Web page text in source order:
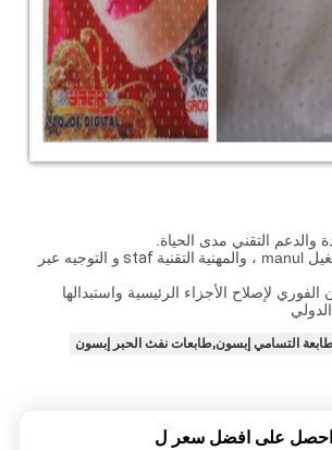
التقنية staf
و التوجيه عبر
لإصلاح الأجزاء الرئيسية واستبدالها
التسامي إبسون,طابعات نفث الحبر إبسون
احصل على افضل سعر ل